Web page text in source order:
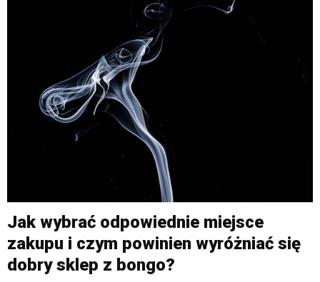
Jak wybrać odpowiednie miejsce
zakupu i czym powinien wyróżniać się
dobry sklep z bongo?